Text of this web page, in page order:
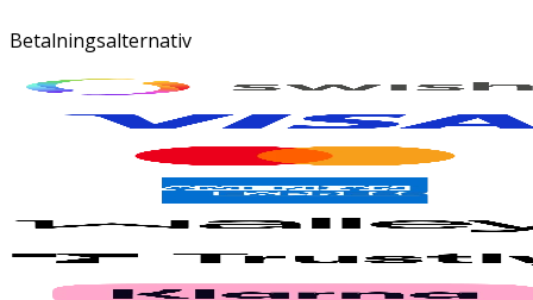
Betalningsalternativ